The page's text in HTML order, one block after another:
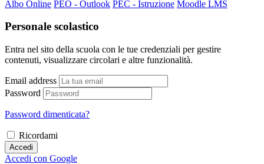
Albo Online PEO - Outlook PEC - Istruzione Moodle LMS
Personale scolastico
Entra nel sito della scuola con le tue credenziali per gestire
contenuti, visualizzare circolari e altre funzionalità.
Email address
Password
Password dimenticata?
Ricordami
Accedi
Accedi con Google